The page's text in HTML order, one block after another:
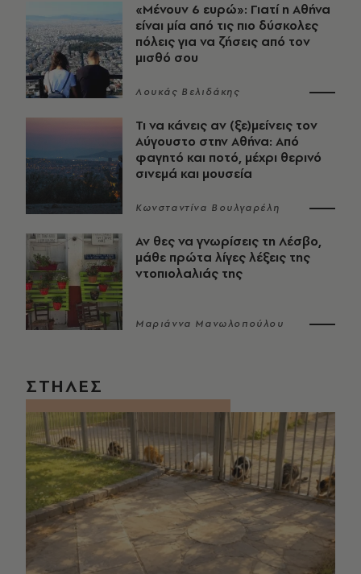
«Μένουν 6 ευρώ»: Γιατί η Αθήνα
είναι μία από τις πιο δύσκολες
πόλεις για να ζήσεις από τον
μισθό σου
Λουκάς Βελιδάκης
Τι να κάνεις αν (ξε)μείνεις τον
Αύγουστο στην Αθήνα: Από
φαγητό και ποτό, μέχρι θερινό
σινεμά και μουσεία
Κωνσταντίνα Βουλγαρέλη
Αν θες να γνωρίσεις τη Λέσβο,
μάθε πρώτα λίγες λέξεις της
ντοπιολαλιάς της
Μαριάννα Μανωλοπούλου
ΣΤΗΛΕΣ